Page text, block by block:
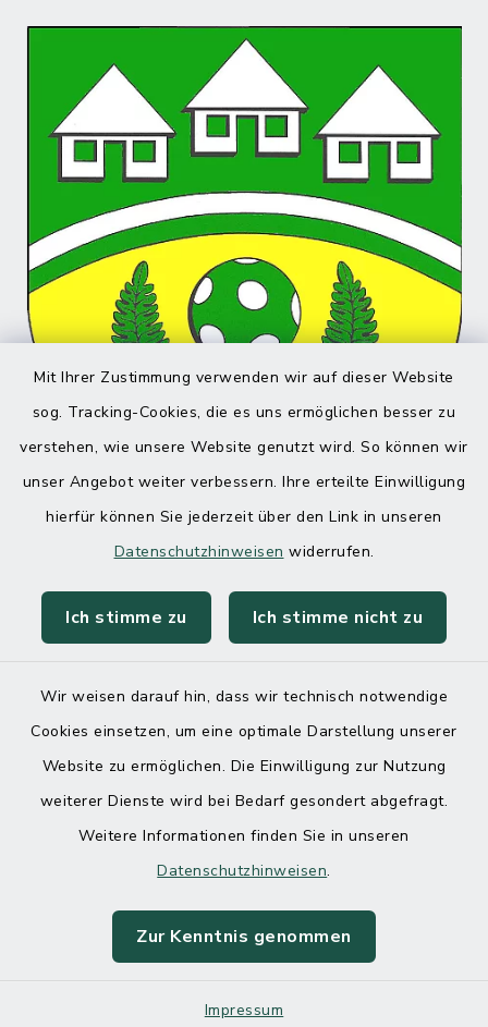
Mit Ihrer Zustimmung verwenden wir auf dieser Website
sog. Tracking-Cookies, die es uns ermöglichen besser zu
verstehen, wie unsere Website genutzt wird. So können wir
unser Angebot weiter verbessern. Ihre erteilte Einwilligung
hierfür können Sie jederzeit über den Link in unseren
Datenschutzhinweisen widerrufen.
Ich stimme zu Ich stimme nicht zu
Wir weisen darauf hin, dass wir technisch notwendige
Cookies einsetzen, um eine optimale Darstellung unserer
Website zu ermöglichen. Die Einwilligung zur Nutzung
weiterer Dienste wird bei Bedarf gesondert abgefragt.
Weitere Informationen finden Sie in unseren
Datenschutzhinweisen.
Zur Kenntnis genommen
Impressum
Kontakt
Datenschutz
Impressum
Cookie-Einstellungen